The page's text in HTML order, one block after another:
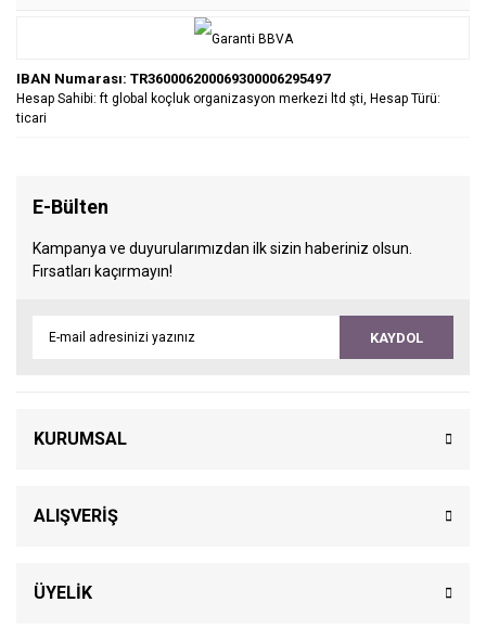
IBAN Numarası: TR360006200069300006295497
Hesap Sahibi: ft global koçluk organizasyon merkezi ltd şti, Hesap Türü:
ticari
E-Bülten
Kampanya ve duyurularımızdan ilk sizin haberiniz olsun.
Fırsatları kaçırmayın!
KAYDOL
KURUMSAL
ALIŞVERİŞ
ÜYELİK